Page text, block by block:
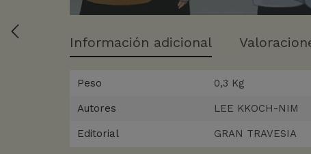
Información adicional
Peso 0,3 Kg
Autores LEE KKOCH-NIM
Editorial GRAN TRAVESIA